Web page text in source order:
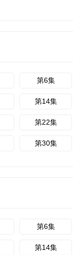
第6集
第14集
第22集
第30集
第6集
第14集